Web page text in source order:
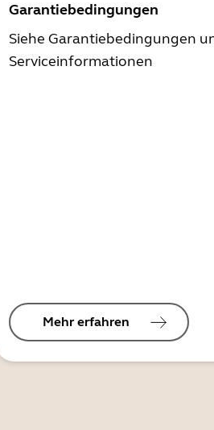
Garantiebedingungen
Siehe Garantiebedingungen
Serviceinformationen
Mehr erfahren